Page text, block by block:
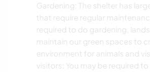
Gardening: The shelter has
that require regular
required to do gardening,
maintain our green spaces to
environment for animals and
visitors: You may be required